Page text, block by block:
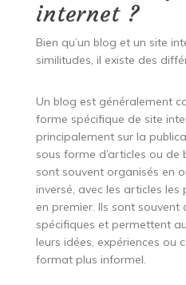
internet ?
Bien qu’un blog et un site
similitudes, il existe des
Un blog est généralement
forme spécifique de site
principalement sur la
sous forme d’articles ou de
sont souvent organisés en
inversé, avec les articles
en premier. Ils sont souvent
spécifiques et permettent
leurs idées, expériences ou
format plus informel.